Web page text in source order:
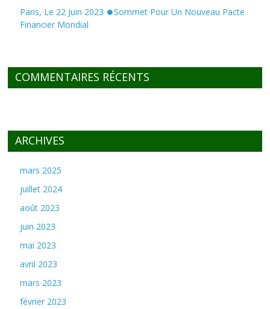
Paris, Le 22 Juin 2023 ⏺Sommet Pour Un Nouveau Pacte
Financier Mondial
COMMENTAIRES RÉCENTS
ARCHIVES
mars 2025
juillet 2024
août 2023
juin 2023
mai 2023
avril 2023
mars 2023
février 2023